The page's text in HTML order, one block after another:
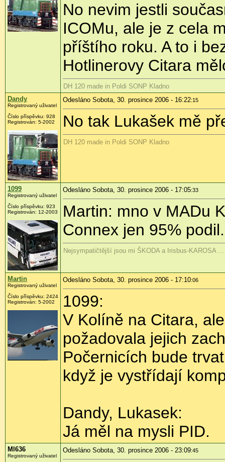
No nevim jestli
ICOMu, ale je z cela
příštího roku. A to i
Hotlinerovy Citara
DH 120 made in Poldi SONP Kladno
Dandy
Registrovaný uživatel
Číslo příspěvku: 928
Registrován: 5-2002
Odesláno Sobota, 30. prosince 2006 - 16:22:15
No tak Lukašek mě
DH 120 made in Poldi SONP Kladno
1099
Registrovaný uživatel
Číslo příspěvku: 923
Registrován: 12-2003
Odesláno Sobota, 30. prosince 2006 - 17:05:33
Martin: mno v MADu
Connex jen 95% podil.
Nejsympatičtější jsou mi ŠKODA a Irisbus-KAROSA ...
Martin
Registrovaný uživatel
Číslo příspěvku: 2424
Registrován: 5-2002
Odesláno Sobota, 30. prosince 2006 - 17:10:06
1099:
V Kolíně na Citara,
požadovala jejich
Počernicích bude
když je vystřídají
Dandy, Lukasek:
Já měl na mysli PID.
Ml636
Registrovaný uživatel
Odesláno Sobota, 30. prosince 2006 - 23:09:45